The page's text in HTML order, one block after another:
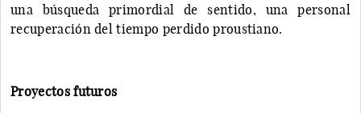
una búsqueda primordial de sentido, una personal
recuperación del tiempo perdido proustiano.
Proyectos futuros